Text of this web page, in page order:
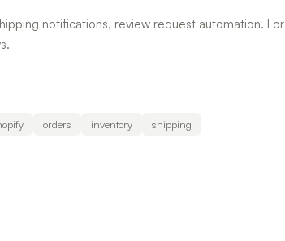
notifications, review request automation. For
orders inventory shipping